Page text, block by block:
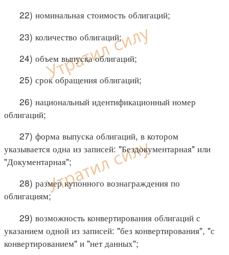
22) номинальная стоимость облигаций;
23) количество облигаций;
24) объем выпуска облигаций;
25) срок обращения облигаций;
26) национальный идентификационный номер
облигаций;
27) форма выпуска облигаций, в котором
указывается одна из записей: "Бездокументарная" или
"Документарная";
28) размер купонного вознаграждения по
облигациям;
29) возможность конвертирования облигаций с
указанием одной из записей: "без конвертирования", "с
конвертированием" и "нет данных";